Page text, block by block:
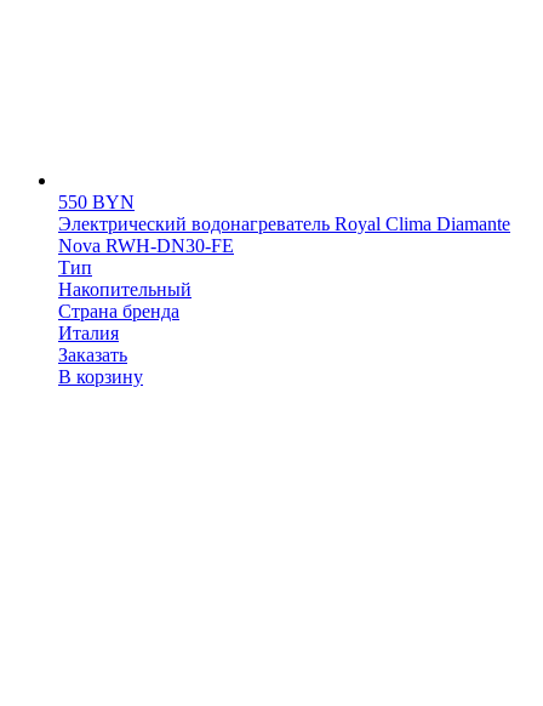
550 BYN
Электрический водонагреватель Royal Clima Diamante
Nova RWH-DN30-FE
Тип
Накопительный
Страна бренда
Италия
Заказать
В корзину